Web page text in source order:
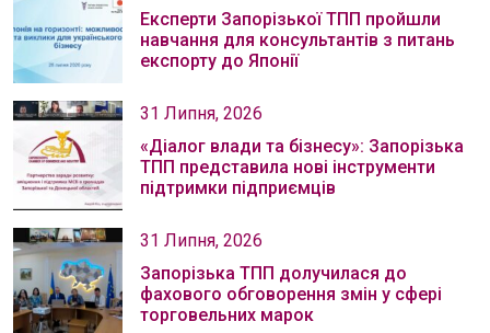
Експерти Запорізької ТПП пройшли
навчання для консультантів з питань
експорту до Японії
31 Липня, 2026
«Діалог влади та бізнесу»: Запорізька
ТПП представила нові інструменти
підтримки підприємців
31 Липня, 2026
Запорізька ТПП долучилася до
фахового обговорення змін у сфері
торговельних марок